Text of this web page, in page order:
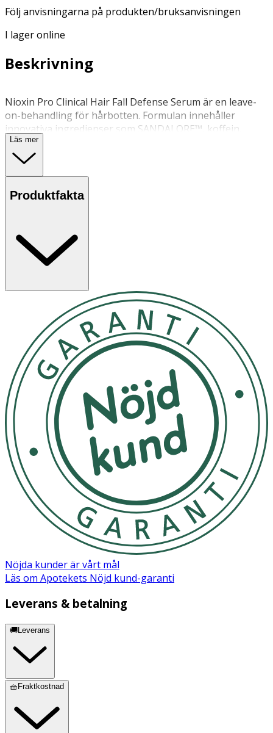
Följ anvisningarna på produkten/bruksanvisningen
I lager online
Beskrivning
Nioxin Pro Clinical Hair Fall Defense Serum är en leave-
on-behandling för hårbotten. Formulan innehåller
innovativa ingredienser som SANDALORE™, koffein,
laurinsyra och niacinamid. Tillsammans stödjer och
stärker de hårsäckarna och förbättrar hårstrånas
Applicera 12–15 pumpningar i torrt eller fuktigt hår
komplett dag- och nattrutin tillsammans med våra 3-
delssystem för tunt hår och Night Density Rescue — en
leave-on-behandling som verkar över natten. VARNING:
Förvaras oåtkomligt för barn.
OK för gravida och ammande:
Ingredienser:
Alcohol Denat., Aqua/Water/Eau, Niacinamide, Caffeine,
Sandalore, Parfum/Fragrance, Lauric Acid, PEG-40
Hydrogenated Castor Oil, Tetramethyl
Acetyloctahydronaphthalenes, PEG-35 Castor Oil,
Pogostemon Cablin Oil, Linalyl Acetate, Alpha-Isomethyl
Ionone, Hexyl Cinnamal, Limonene, Alcohol, Citrus Limon
Peel Oil, Trimethylcyclopentenyl Methylisopentenol,
Citrus Aurantium Peel Oil, Linalool, Vanillin, Pinene,
Tocopherol, Citric Acid.
Läs mer
Produktfakta
Nöjda kunder är vårt mål
Läs om Apotekets Nöjd kund-garanti
Leverans & betalning
🚚Leverans
🧺Fraktkostnad